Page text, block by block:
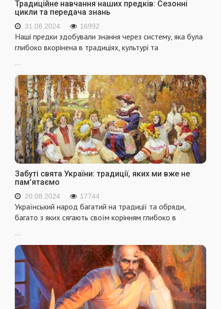
Традиційне навчання наших предків: Сезонні
цикли та передача знань
31.08.2024 16992
Наші предки здобували знання через систему, яка була
глибоко вкорінена в традиціях, культурі та
Забуті свята України: традиції, яких ми вже не
пам'ятаємо
20.08.2024 17744
Український народ багатий на традиції та обряди,
багато з яких сягають своїм корінням глибоко в
...